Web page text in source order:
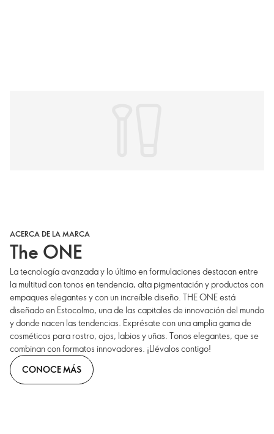
ACERCA DE LA MARCA
The ONE
La tecnología avanzada y lo último en formulaciones destacan entre
la multitud con tonos en tendencia, alta pigmentación y productos con
empaques elegantes y con un increíble diseño. THE ONE está
diseñado en Estocolmo, una de las capitales de innovación del mundo
y donde nacen las tendencias. Exprésate con una amplia gama de
cosméticos para rostro, ojos, labios y uñas. Tonos elegantes, que se
combinan con formatos innovadores. ¡Llévalos contigo!
CONOCE MÁS